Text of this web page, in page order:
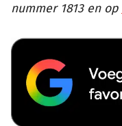
nummer 1813 en op